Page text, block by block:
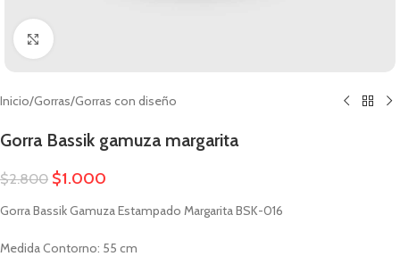
Clic para ampliar
Inicio/Gorras/Gorras con diseño
Gorra Bassik gamuza margarita
$2.800 $1.000
Gorra Bassik Gamuza Estampado Margarita BSK-016
Medida Contorno: 55 cm